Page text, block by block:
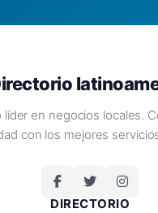
líder en negocios locales.
con los mejores
DIRECTORIO